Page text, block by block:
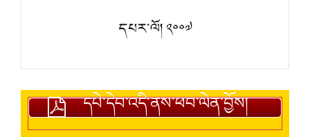
དཔར་ལོ། ༢༠༠༧
དཔེ་དེབ་འདི་ནས་ཕབ་ལེན་བྱོས།